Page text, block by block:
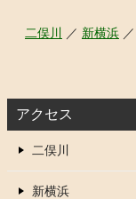
二俣川 ／ 新横浜 ／
アクセス
二俣川
新横浜